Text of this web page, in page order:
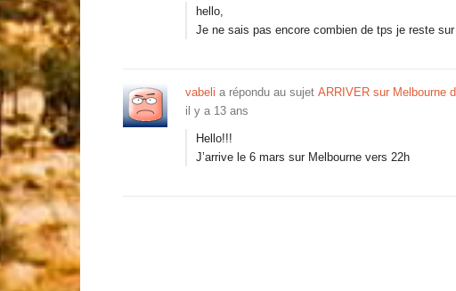
hello,
Je ne sais pas encore combien de tps je reste
vabeli a répondu au sujet ARRIVER sur Melbourne
il y a 13 ans
Hello!!!
J’arrive le 6 mars sur Melbourne vers 22h